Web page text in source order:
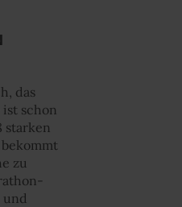
das
ist schon
starken
zu
und